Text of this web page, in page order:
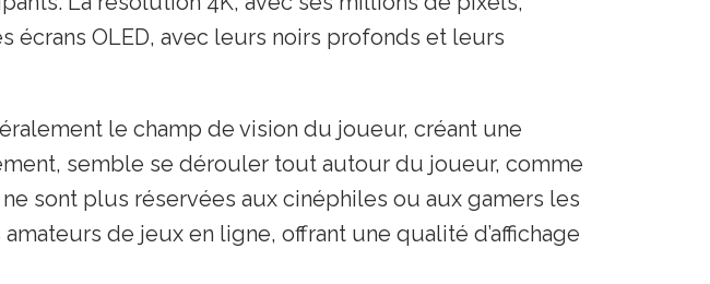
écrans OLED, avec leurs noirs profonds et leurs
le champ de vision du joueur, créant une
semble se dérouler tout autour du joueur, comme
sont plus réservées aux cinéphiles ou aux gamers les
de jeux en ligne, offrant une qualité d’affichage